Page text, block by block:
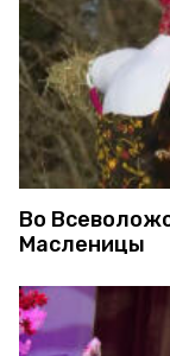
Во
Масленицы